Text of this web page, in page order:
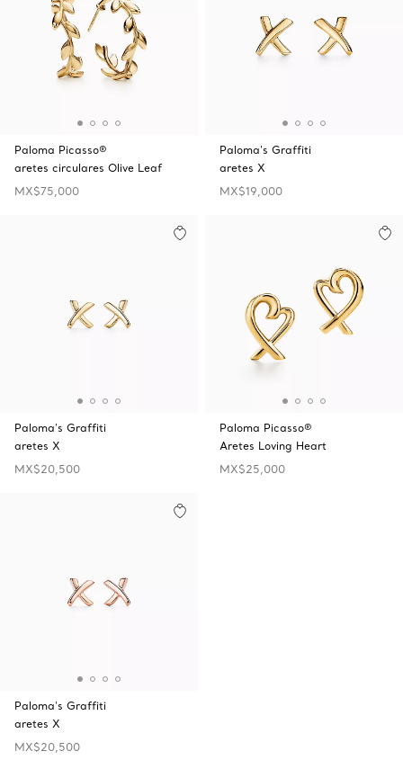
Paloma Picasso®
aretes circulares Olive Leaf
MX$75,000
Paloma's Graffiti
aretes X
MX$19,000
Paloma's Graffiti
aretes X
MX$20,500
Paloma Picasso®
Aretes Loving Heart
MX$25,000
Paloma's Graffiti
aretes X
MX$20,500